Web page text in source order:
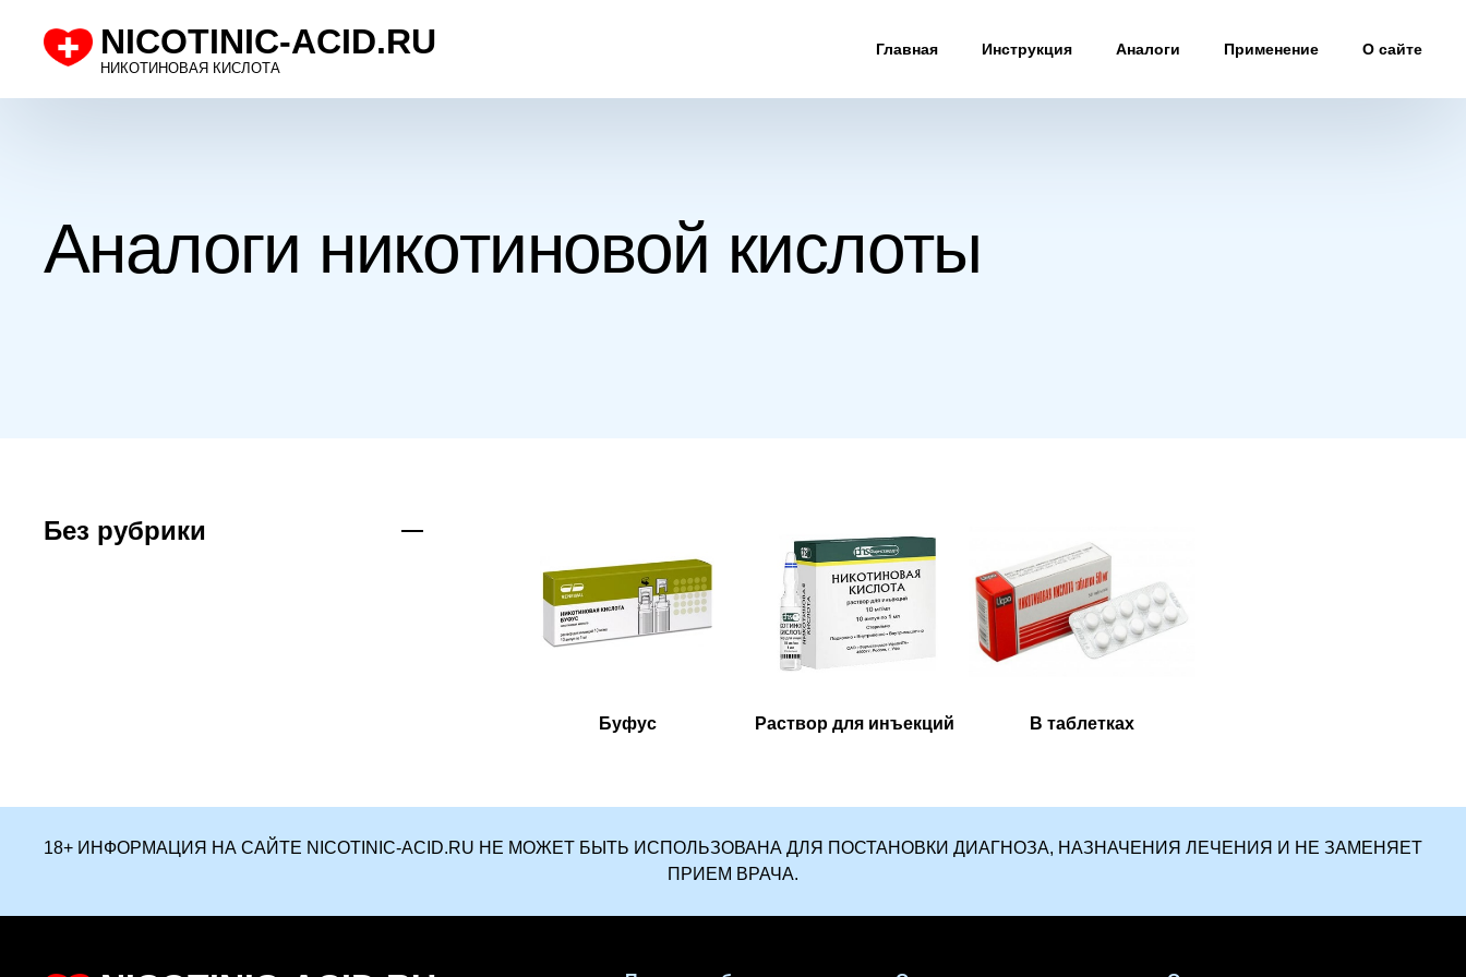
NICOTINIC-ACID.RU
НИКОТИНОВАЯ КИСЛОТА
Главная Инструкция Аналоги Применение О сайте
Аналоги никотиновой кислоты
Без рубрики
Буфус Раствор для инъекций В таблетках
18+ ИНФОРМАЦИЯ НА САЙТЕ NICOTINIC-ACID.RU НЕ МОЖЕТ БЫТЬ ИСПОЛЬЗОВАНА ДЛЯ ПОСТАНОВКИ ДИАГНОЗА, НАЗНАЧЕНИЯ ЛЕЧЕНИЯ И НЕ ЗАМЕНЯЕТ
ПРИЕМ ВРАЧА.